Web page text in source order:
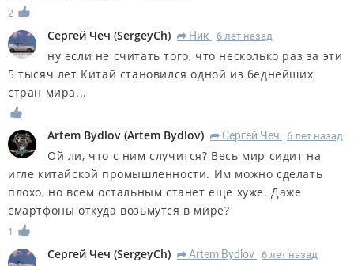
2
Сергей Чеч (SergeyCh) R Ник 6 лет назад
ну если не считать того, что несколько раз за эти
5 тысяч лет Китай становился одной из беднейших
стран мира...
Artem Bydlov (Artem Bydlov) R Сергей Чеч 6 лет назад
Ой ли, что с ним случится? Весь мир сидит на
игле китайской промышленности. Им можно сделать
плохо, но всем остальным станет еще хуже. Даже
смартфоны откуда возьмутся в мире?
1
Сергей Чеч (SergeyCh) R Artem Bydlov 6 лет назад